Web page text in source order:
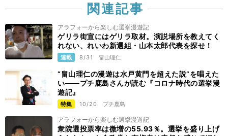
関連記事
アラフォーから楽しむ選挙漫遊記
ゲリラ街宣にはゲリラ取材。演説場所を教えてく
れない、れいわ新選組・山本太郎代表を探せ！
連載 8/31 畠山理仁
“畠山理仁の漫遊は水戸黄門を超えた説”を唱えた
い——プチ鹿島さんが読む『コロナ時代の選挙漫
遊記』
特集 10/20 プチ鹿島
アラフォーから楽しむ選挙漫遊記
衆院選投票率は微増の55.93％。選挙を盛り上げ